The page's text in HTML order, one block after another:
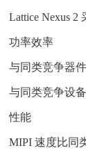
Lattice Nexus
功率效率
与同类竞争器
与同类竞争设
性能
MIPI 速度比同